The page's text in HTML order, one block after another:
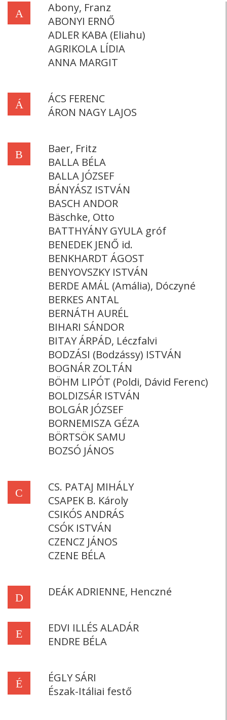
A
Abony, Franz
ABONYI ERNŐ
ADLER KABA (Eliahu)
AGRIKOLA LÍDIA
ANNA MARGIT
Á
ÁCS FERENC
ÁRON NAGY LAJOS
B
Baer, Fritz
BALLA BÉLA
BALLA JÓZSEF
BÁNYÁSZ ISTVÁN
BASCH ANDOR
Bäschke, Otto
BATTHYÁNY GYULA gróf
BENEDEK JENŐ id.
BENKHARDT ÁGOST
BENYOVSZKY ISTVÁN
BERDE AMÁL (Amália), Dóczyné
BERKES ANTAL
BERNÁTH AURÉL
BIHARI SÁNDOR
BITAY ÁRPÁD, Léczfalvi
BODZÁSI (Bodzássy) ISTVÁN
BOGNÁR ZOLTÁN
BÖHM LIPÓT (Poldi, Dávid Ferenc)
BOLDIZSÁR ISTVÁN
BOLGÁR JÓZSEF
BORNEMISZA GÉZA
BÖRTSÖK SAMU
BOZSÓ JÁNOS
C
CS. PATAJ MIHÁLY
CSAPEK B. Károly
CSIKÓS ANDRÁS
CSÓK ISTVÁN
CZENCZ JÁNOS
CZENE BÉLA
D DEÁK ADRIENNE, Henczné
E
EDVI ILLÉS ALADÁR
ENDRE BÉLA
É
ÉGLY SÁRI
Észak-Itáliai festő